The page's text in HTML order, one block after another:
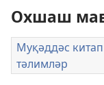
Охшаш
Муқәддәс
тәлимләр